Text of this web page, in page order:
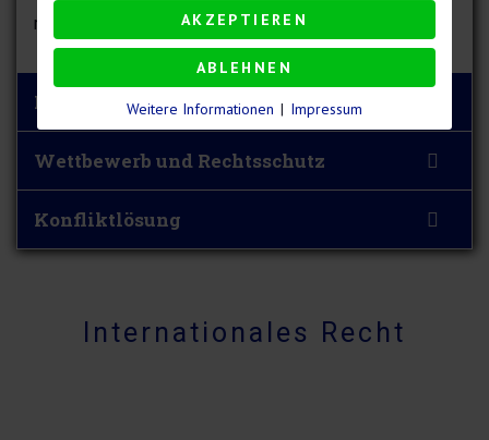
rechtssichere und aktuelle Vertragshändlerverträge.
Handelsvertreter
Wettbewerb und Rechtsschutz
Konfliktlösung
Internationales Recht
AKZEPTIEREN
ABLEHNEN
Weitere Informationen | Impressum